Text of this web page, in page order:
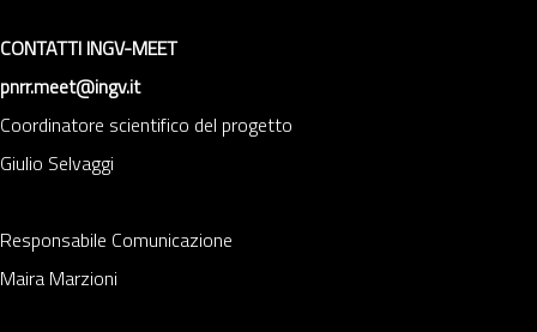
CONTATTI INGV-MEET
pnrr.meet@ingv.it
Coordinatore scientifico del progetto
Giulio Selvaggi
Responsabile Comunicazione
Maira Marzioni